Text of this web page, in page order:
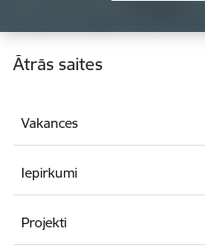
Kājene
Ātrās saites
Vakances
Iepirkumi
Projekti